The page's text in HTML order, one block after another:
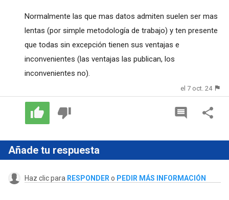
Normalmente las que mas datos admiten suelen ser mas
lentas (por simple metodología de trabajo) y ten presente
que todas sin excepción tienen sus ventajas e
inconvenientes (las ventajas las publican, los
inconvenientes no).
el 7 oct. 24
Añade tu respuesta
Haz clic para RESPONDER o PEDIR MÁS INFORMACIÓN